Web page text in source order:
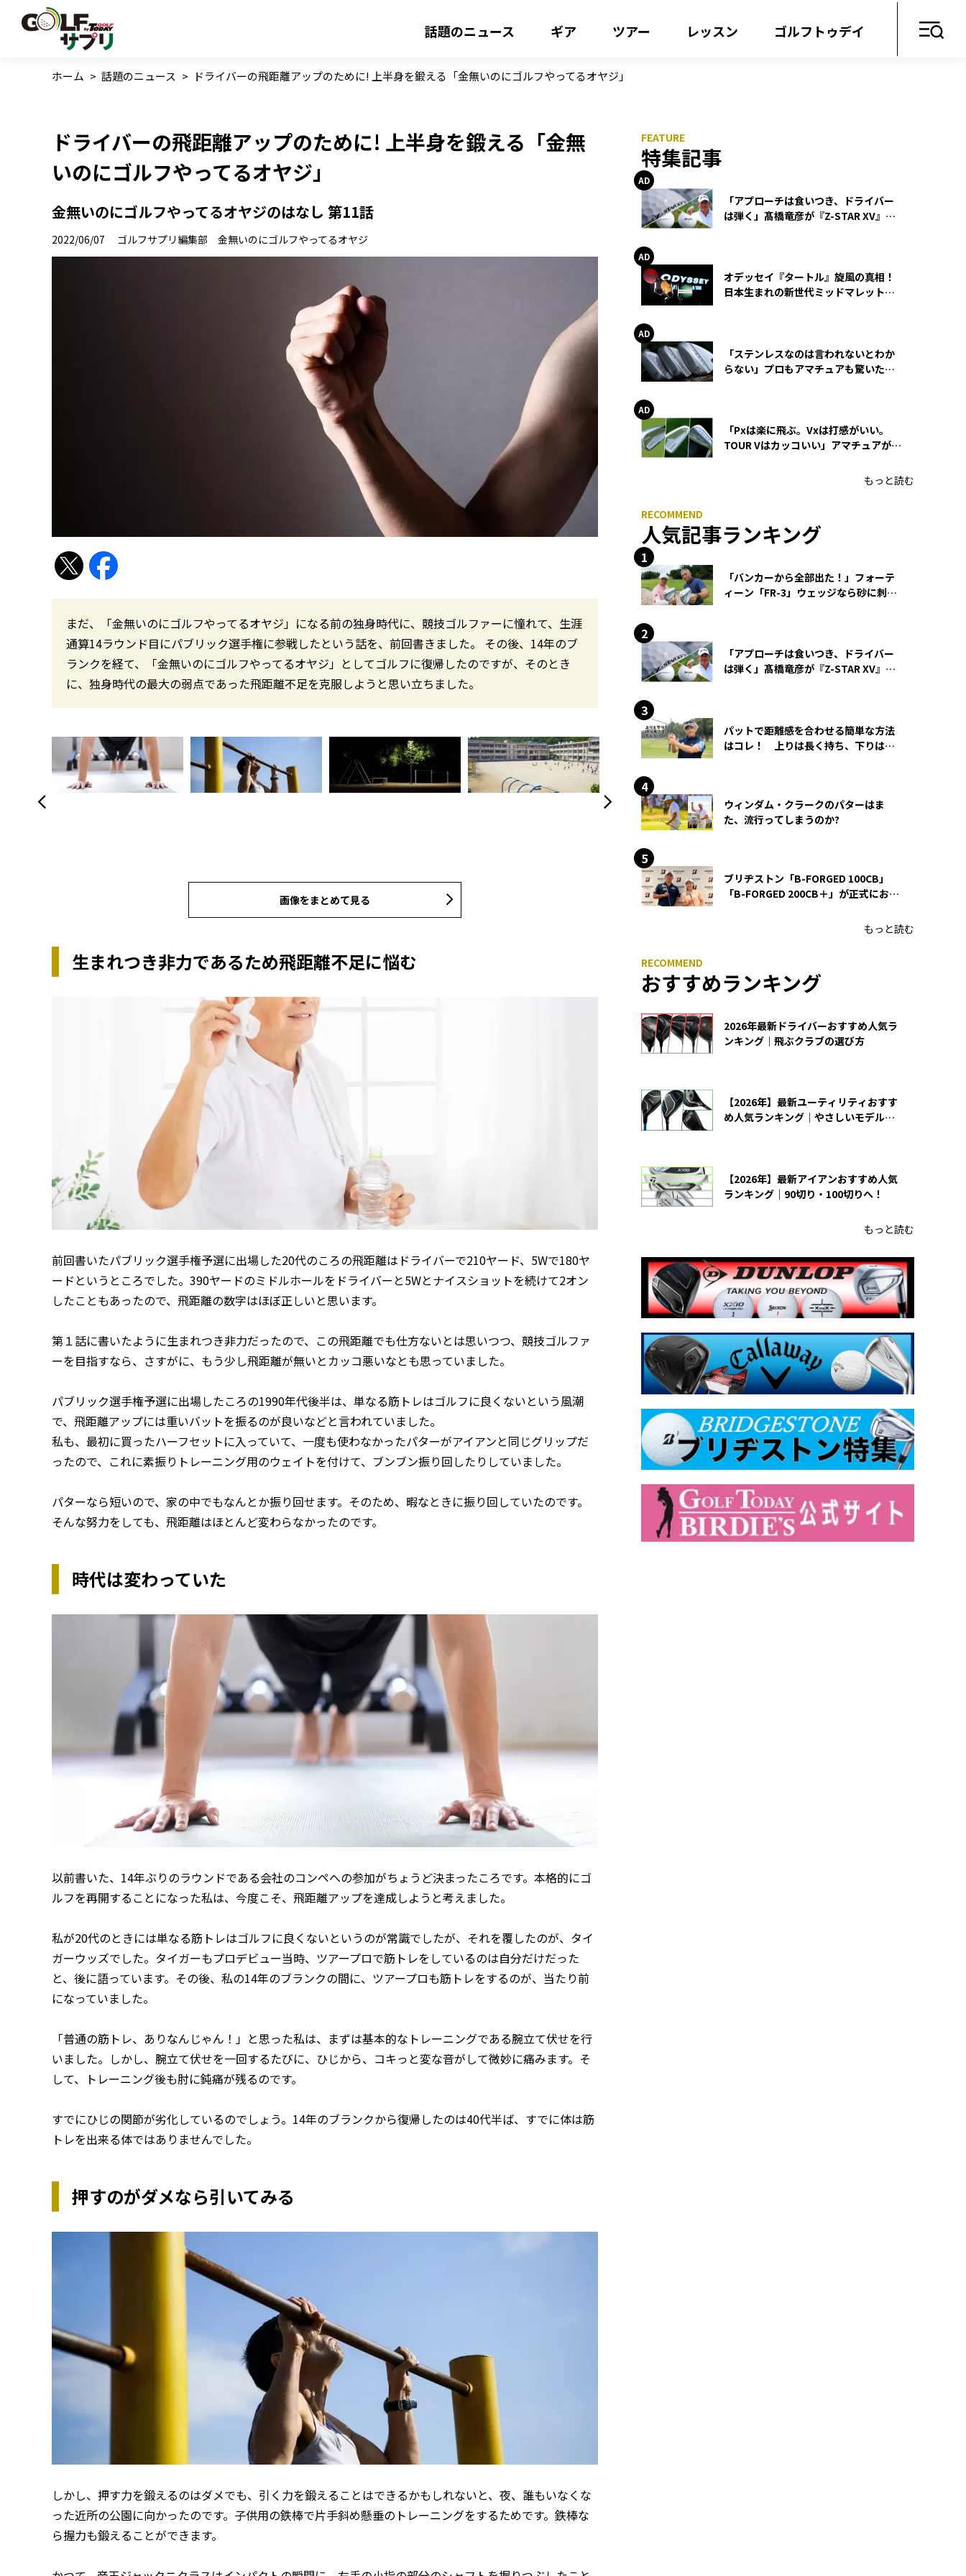
話題のニュース ギア ツアー レッスン ゴルフトゥデイ
ホーム > 話題のニュース > ドライバーの飛距離アップのために! 上半身を鍛える「金無いのにゴルフやってるオヤジ」
ドライバーの飛距離アップのために! 上半身を鍛える「金無
いのにゴルフやってるオヤジ」
金無いのにゴルフやってるオヤジのはなし 第11話
2022/06/07 ゴルフサプリ編集部 金無いのにゴルフやってるオヤジ
まだ、「金無いのにゴルフやってるオヤジ」になる前の独身時代に、競技ゴルファーに憧れて、生涯
通算14ラウンド目にパブリック選手権に参戦したという話を、前回書きました。 その後、14年のブ
ランクを経て、「金無いのにゴルフやってるオヤジ」としてゴルフに復帰したのですが、そのとき
に、独身時代の最大の弱点であった飛距離不足を克服しようと思い立ちました。
画像をまとめて見る
生まれつき非力であるため飛距離不足に悩む
前回書いたパブリック選手権予選に出場した20代のころの飛距離はドライバーで210ヤード、5Wで180ヤ
ードというところでした。390ヤードのミドルホールをドライバーと5Wとナイスショットを続けて2オン
したこともあったので、飛距離の数字はほぼ正しいと思います。
第１話に書いたように生まれつき非力だったので、この飛距離でも仕方ないとは思いつつ、競技ゴルファ
ーを目指すなら、さすがに、もう少し飛距離が無いとカッコ悪いなとも思っていました。
パブリック選手権予選に出場したころの1990年代後半は、単なる筋トレはゴルフに良くないという風潮
で、飛距離アップには重いバットを振るのが良いなどと言われていました。
私も、最初に買ったハーフセットに入っていて、一度も使わなかったパターがアイアンと同じグリップだ
ったので、これに素振りトレーニング用のウェイトを付けて、ブンブン振り回したりしていました。
パターなら短いので、家の中でもなんとか振り回せます。そのため、暇なときに振り回していたのです。
そんな努力をしても、飛距離はほとんど変わらなかったのです。
時代は変わっていた
以前書いた、14年ぶりのラウンドである会社のコンペへの参加がちょうど決まったころです。本格的にゴ
ルフを再開することになった私は、今度こそ、飛距離アップを達成しようと考えました。
私が20代のときには単なる筋トレはゴルフに良くないというのが常識でしたが、それを覆したのが、タイ
ガーウッズでした。タイガーもプロデビュー当時、ツアープロで筋トレをしているのは自分だけだった
と、後に語っています。その後、私の14年のブランクの間に、ツアープロも筋トレをするのが、当たり前
になっていました。
「普通の筋トレ、ありなんじゃん！」と思った私は、まずは基本的なトレーニングである腕立て伏せを行
いました。しかし、腕立て伏せを一回するたびに、ひじから、コキっと変な音がして微妙に痛みます。そ
して、トレーニング後も肘に鈍痛が残るのです。
すでにひじの関節が劣化しているのでしょう。14年のブランクから復帰したのは40代半ば、すでに体は筋
トレを出来る体ではありませんでした。
押すのがダメなら引いてみる
しかし、押す力を鍛えるのはダメでも、引く力を鍛えることはできるかもしれないと、夜、誰もいなくな
った近所の公園に向かったのです。子供用の鉄棒で片手斜め懸垂のトレーニングをするためです。鉄棒な
ら握力も鍛えることができます。
特集記事
「アプローチは食いつき、ドライバー
は弾く」髙橋竜彦が『Z-STAR XV』を
オデッセイ『タートル』旋風の真相！
日本生まれの新世代ミッドマレットが
「ステンレスなのは言われないとわか
らない」プロもアマチュアも驚いた
「Pxは楽に飛ぶ。Vxは打感がいい。
TOUR Vはカッコいい」アマチュアが選
もっと読む
人気記事ランキング
「バンカーから全部出た！」フォーテ
ィーン「FR-3」ウェッジなら砂に刺さ
「アプローチは食いつき、ドライバー
は弾く」髙橋竜彦が『Z-STAR XV』を
パットで距離感を合わせる簡単な方法
はコレ！ 上りは長く持ち、下りは短
ウィンダム・クラークのパターはま
た、流行ってしまうのか?
ブリヂストン「B-FORGED 100CB」
「B-FORGED 200CB＋」が正式にお披
もっと読む
おすすめランキング
2026年最新ドライバーおすすめ人気ラ
ンキング｜飛ぶクラブの選び方
【2026年】最新ユーティリティおすす
め人気ランキング｜やさしいモデルの
【2026年】最新アイアンおすすめ人気
ランキング｜90切り・100切りへ！
もっと読む